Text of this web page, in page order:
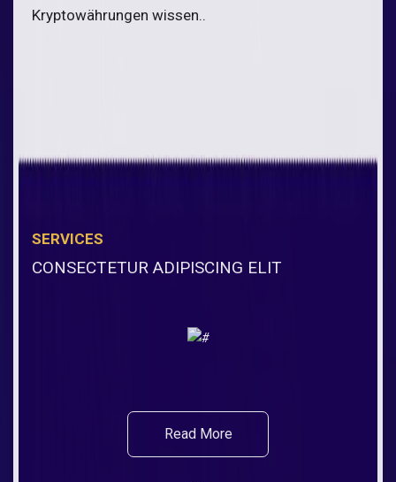
Kryptowährungen wissen..
SERVICES
CONSECTETUR ADIPISCING ELIT
Read More